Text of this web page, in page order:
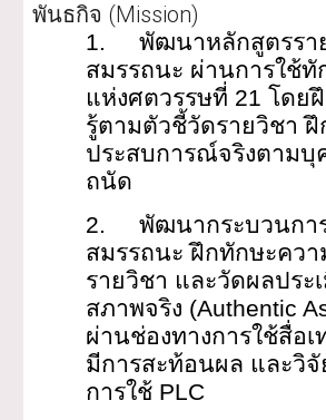
พันธกิจ (Mission)
1.
พัฒนาหลักสูตรรา
สมรรถนะ ผ่านการใช้ทั
แห่งศตวรรษที่ 21 โดย
รู้ตามตัวชี้วัดรายวิชา ฝึ
ประสบการณ์จริงตามบุ
ถนัด
2.
พัฒนากระบวนกา
สมรรถนะ ฝึกทักษะคว
รายวิชา และวัดผลประ
สภาพจริง (Authentic
ผ่านช่องทางการใช้สื่อ
มีการสะท้อนผล และวิ
การใช้ PLC